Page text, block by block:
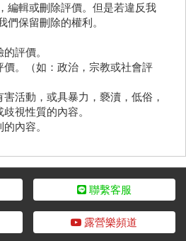
編輯或刪除評價。但是若違反我
們保留刪除的權利。
評價。
價。（如：政治，宗教或社會評
活動，或具暴力，褻瀆，低俗，
視性質的內容。
內容。
聯繫客服
露營樂頻道